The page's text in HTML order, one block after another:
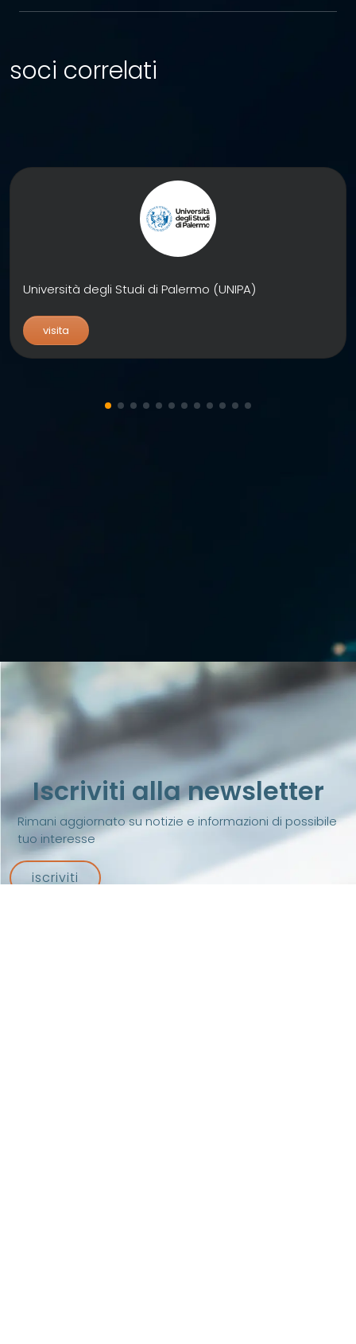
soci correlati
Università degli Studi di Palermo (UNIPA)
visita
Iscriviti alla newsletter
Rimani aggiornato su notizie e informazioni di possibile
tuo interesse
iscriviti